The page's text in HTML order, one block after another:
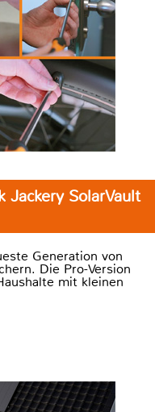
SolarVault
Generation von
Die Pro-Version
mit kleinen